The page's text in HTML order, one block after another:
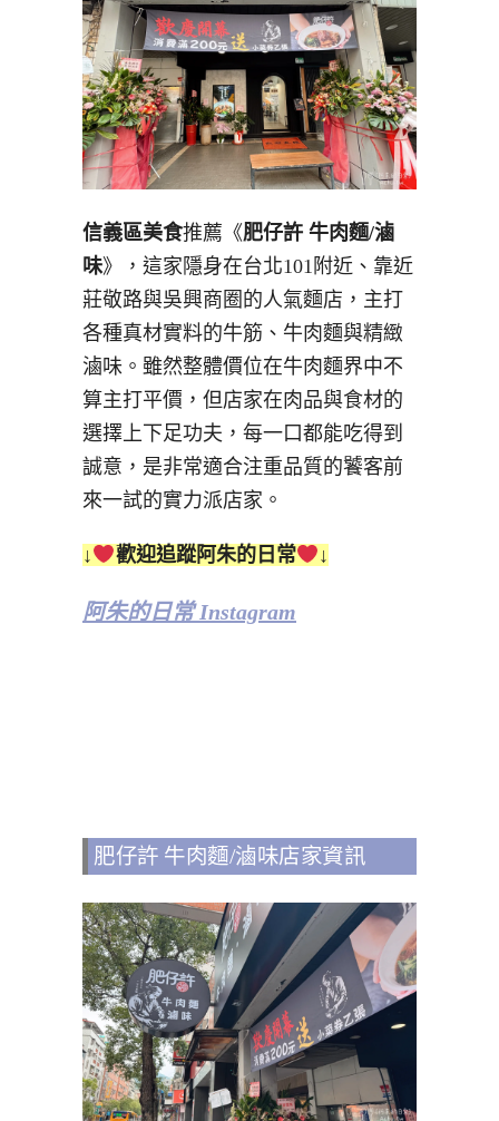
信義區美食推薦《肥仔許 牛肉麵/滷
味》，這家隱身在台北101附近、靠近
莊敬路與吳興商圈的人氣麵店，主打
各種真材實料的牛筋、牛肉麵與精緻
滷味。雖然整體價位在牛肉麵界中不
算主打平價，但店家在肉品與食材的
選擇上下足功夫，每一口都能吃得到
誠意，是非常適合注重品質的饕客前
來一試的實力派店家。
↓ 歡迎追蹤阿朱的日常 ↓
阿朱的日常 Instagram
肥仔許 牛肉麵/滷味店家資訊